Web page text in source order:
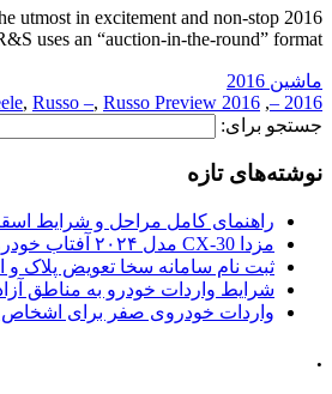
utmost in excitement and non-stop
uses an “auction-in-the-round” format […]
ماشین 2016
2016 –
,
2016 Preview
, Russo –, Russo Preview
جستجو برای:
نوشته‌های تازه
راهنمای کامل مراحل و شرایط اسقاط
مزدا CX-30 مدل ۲۰۲۴ آفتاب خودرو؛ بررسی و مشخصات فنی
ثبت نام سامانه سخا تعویض پلاک
شرایط واردات خودرو به مناطق
واردات خودروی صفر برای
.